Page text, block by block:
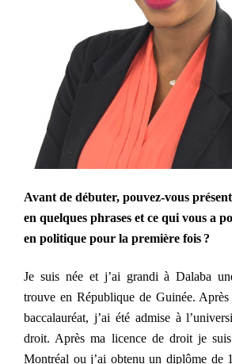
Avant de débuter, pouvez-vous
en quelques phrases et ce qui vous a
en politique pour la première fois ?
Je suis née et j’ai grandi à Dalaba
trouve en République de Guinée.
baccalauréat, j’ai été admise à
droit. Après ma licence de droit je
Montréal ou j’ai obtenu un diplôme de